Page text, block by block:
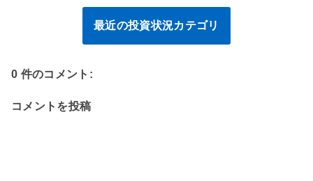
最近の投資状況カテゴリ
0 件のコメント:
コメントを投稿